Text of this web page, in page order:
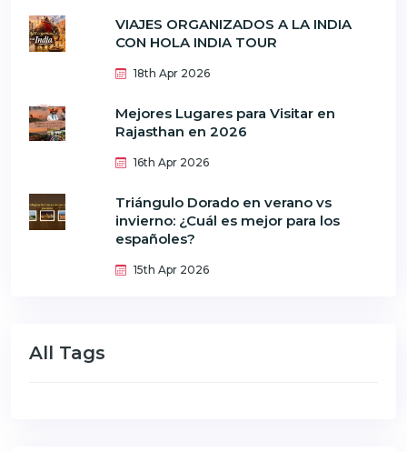
VIAJES ORGANIZADOS A LA INDIA
CON HOLA INDIA TOUR
18th Apr 2026
Mejores Lugares para Visitar en
Rajasthan en 2026
16th Apr 2026
Triángulo Dorado en verano vs
invierno: ¿Cuál es mejor para los
españoles?
15th Apr 2026
All Tags